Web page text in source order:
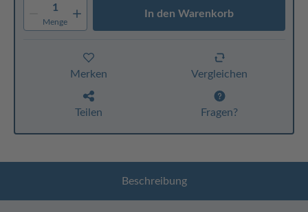
1
Menge
In den Warenkorb
Merken Vergleichen
Teilen Fragen?
Beschreibung